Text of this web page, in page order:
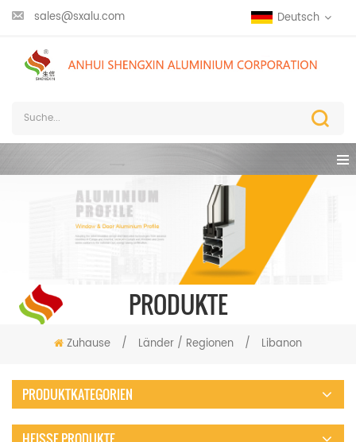
sales@sxalu.com Deutsch
PRODUKTE
Zuhause / Länder / Regionen / Libanon
PRODUKTKATEGORIEN